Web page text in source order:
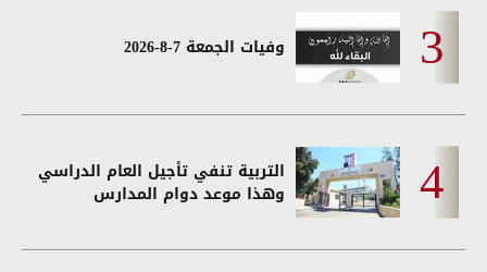
وفيات الجمعة 7-8-2026
التربية تنفي تأجيل العام الدراسي
وهذا موعد دوام المدارس